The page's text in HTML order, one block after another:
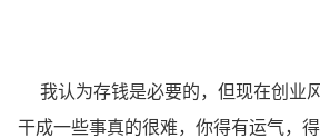
我认为存钱是必要的，但现在创业
干成一些事真的很难，你得有运气，